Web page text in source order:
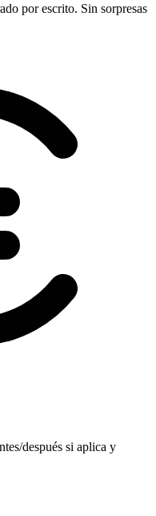
por escrito. Sin sorpresas
después si aplica y